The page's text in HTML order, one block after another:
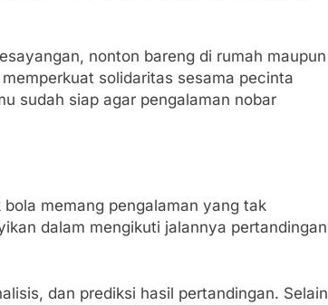
nonton bareng di rumah maupun
solidaritas sesama pecinta
sudah siap agar pengalaman nobar
memang pengalaman yang tak
dalam mengikuti jalannya pertandingan
dan prediksi hasil pertandingan. Selain